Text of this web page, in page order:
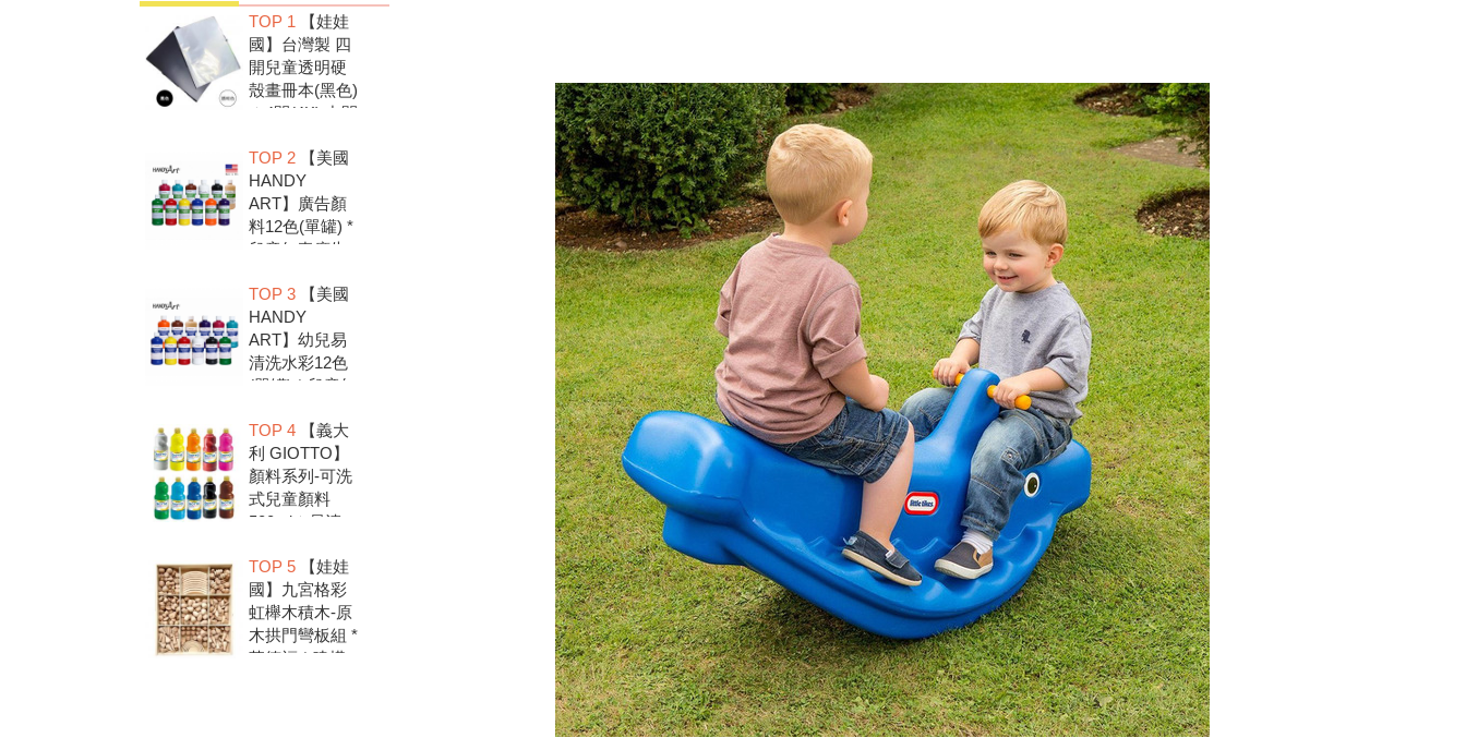
TOP 1 【娃娃
國】台灣製 四
開兒童透明硬
殼畫冊本(黑色)
＊4開(4K).中間
扣.資料袋.圖畫
紙收集冊.收納
冊
TOP 2【美國
HANDY
ART】廣告顏
料12色(單罐) *
兒童無毒廣告
放心，彩繪DIY
超有趣
TOP 3【美國
HANDY
ART】幼兒易
清洗水彩12色
(單罐) * 兒童無
安全好放心，
彩繪DIY超有趣
TOP 4【義大
利 GIOTTO】
顏料系列-可洗
式兒童顏料
500ml＊易清
童美勞.親子部
落客推薦
TOP 5【娃娃
國】九宮格彩
虹櫸木積木-原
木拱門彎板組 *
華德福 * 建構